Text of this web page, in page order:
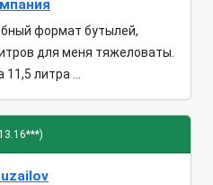
формат бутылей,
для меня тяжеловаты.
литра ...